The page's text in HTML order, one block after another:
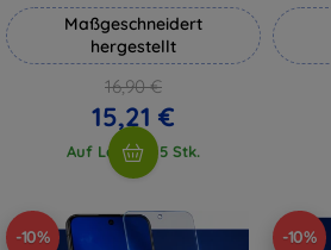
Maßgeschneidert
hergestellt
16,90 €
15,21 €
Auf Lager > 5 Stk.
-10% -10%